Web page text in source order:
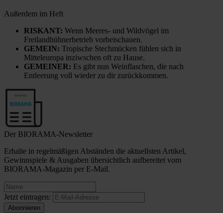
Außerdem im Heft
RISKANT: Wenn Meeres- und Wildvögel im
Freilandhühnerbetrieb vorbeischauen.
GEMEIN: Tropische Stechmücken fühlen sich in
Mitteleuropa inziwschen oft zu Hause.
GEMEINER: Es gibt nun Weinflaschen, die nach
Entleerung voll wieder zu dir zurückkommen.
Der BIORAMA-Newsletter
Erhalte in regelmäßigen Abständen die aktuellsten Artikel,
Gewinnspiele & Ausgaben übersichtlich aufbereitet vom
BIORAMA-Magazin per E-Mail.
Jetzt eintragen: